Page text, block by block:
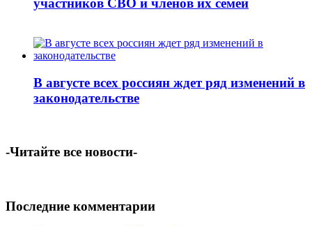
участников СВО и членов их семей
В августе всех россиян ждет ряд изменений в
законодательстве
-Читайте все новости-
Последние комментарии